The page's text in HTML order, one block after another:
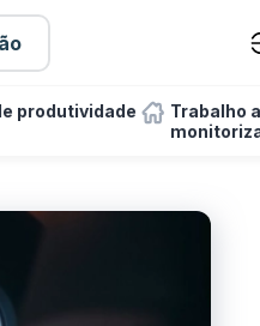
produtividade
Trabalho